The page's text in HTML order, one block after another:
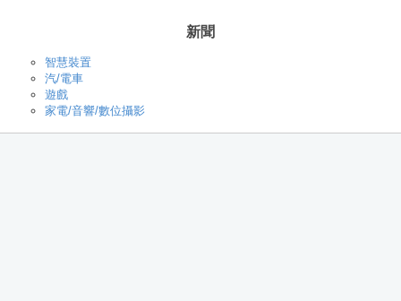
新聞
智慧裝置
汽/電車
遊戲
家電/音響/數位攝影